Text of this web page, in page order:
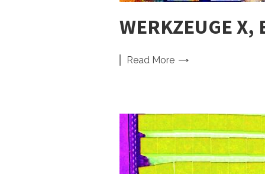
WERKZEUGE X,
Read More